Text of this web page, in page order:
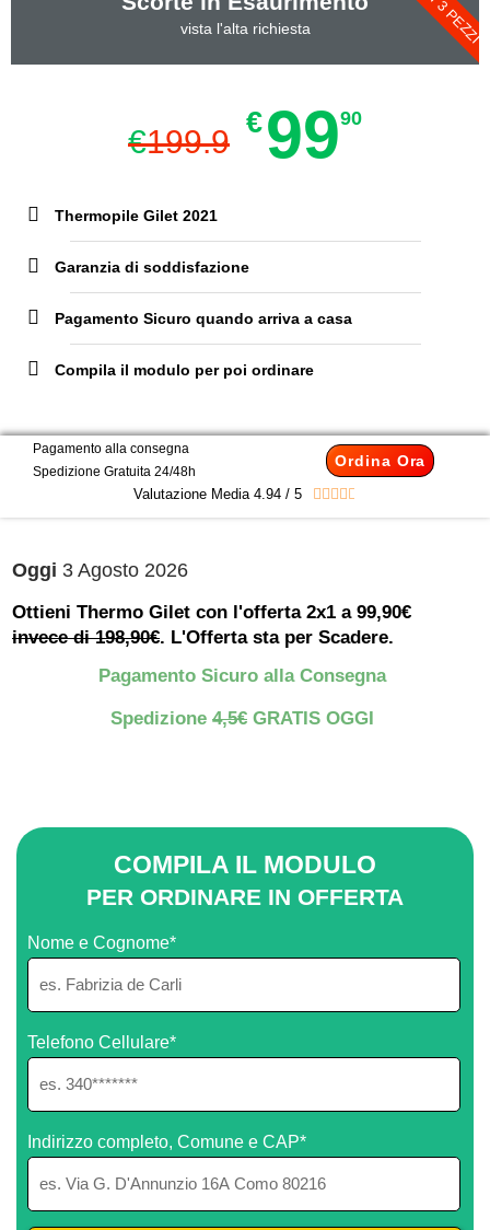
vista l'alta richiesta
€199.9
€9990
Thermopile Gilet 2021
Garanzia di soddisfazione
Pagamento Sicuro quando arriva a casa
Compila il modulo per poi ordinare
Pagamento alla consegna
Spedizione Gratuita 24/48h
Ordina Ora
Valutazione Media 4.94 / 5     
Oggi 3 Agosto 2026
Ottieni Thermo Gilet con l'offerta 2x1 a 99,90€
invece di 198,90€. L'Offerta sta per Scadere.
Pagamento Sicuro alla Consegna
Spedizione 4,5€ GRATIS OGGI
COMPILA IL MODULO
PER ORDINARE IN OFFERTA
Nome e Cognome*
Telefono Cellulare*
Indirizzo completo, Comune e CAP*